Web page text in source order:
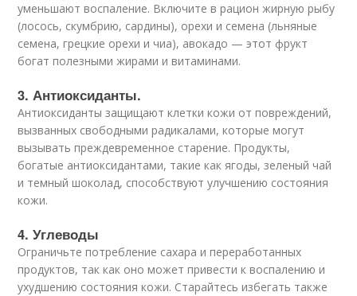
уменьшают воспаление. Включите в рацион жирную рыбу
(лосось, скумбрию, сардины), орехи и семена (льняные
семена, грецкие орехи и чиа), авокадо — этот фрукт
богат полезными жирами и витаминами.
3. Антиоксиданты.
Антиоксиданты защищают клетки кожи от повреждений,
вызванных свободными радикалами, которые могут
вызывать преждевременное старение. Продукты,
богатые антиоксидантами, такие как ягоды, зеленый чай
и темный шоколад, способствуют улучшению состояния
кожи.
4. Углеводы
Ограничьте потребление сахара и переработанных
продуктов, так как оно может привести к воспалению и
ухудшению состояния кожи. Старайтесь избегать также